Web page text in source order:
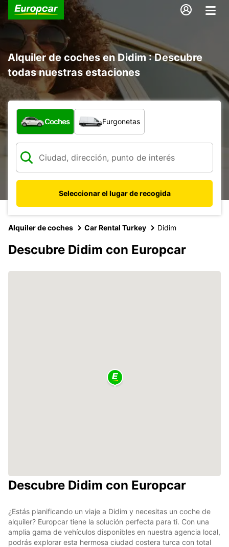
Alquiler de coches en Didim : Descubre
todas nuestras estaciones
¿Qué tipo de vehículo?
Coches Furgonetas
Seleccionar el lugar de recogida
Alquiler de coches Car Rental Turkey Didim
Descubre Didim con Europcar
Descubre Didim con Europcar
¿Estás planificando un viaje a Didim y necesitas un coche de
alquiler? Europcar tiene la solución perfecta para ti. Con una
amplia gama de vehículos disponibles en nuestra agencia local,
podrás explorar esta hermosa ciudad costera turca con total